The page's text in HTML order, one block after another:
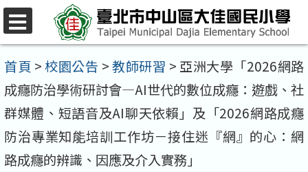
跳
至
主
要
內
容
區
首頁 >校園公告 >教師研習 > 亞洲大學「2026網路
成癮防治學術研討會—AI世代的數位成癮：遊戲、社
群媒體、短語音及AI聊天依賴」及「2026網路成癮
防治專業知能培訓工作坊－接住迷『網』的心：網
路成癮的辨識、因應及介入實務」
選
單